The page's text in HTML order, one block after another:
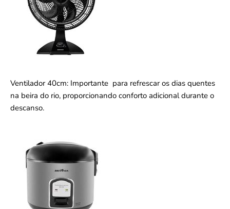
Ventilador 40cm: Importante para refrescar os dias quentes
na beira do rio, proporcionando conforto adicional durante o
descanso.